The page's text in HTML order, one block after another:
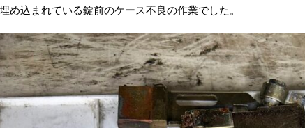
め込まれている錠前のケース不良の作業でした。